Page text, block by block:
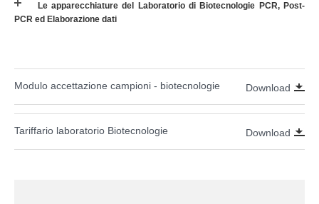
Le apparecchiature del Laboratorio di Biotecnologie PCR, Post-
PCR ed Elaborazione dati
Modulo accettazione campioni - biotecnologie Download
Tariffario laboratorio Biotecnologie Download